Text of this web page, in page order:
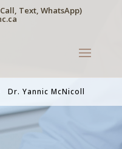
Text, WhatsApp)
Dr. Yannic McNicoll